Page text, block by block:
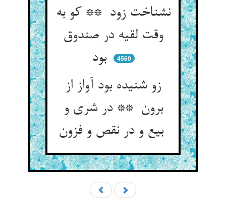
نشناخت زود ** کو به
وقت لقیه در صندوق
بود
4560
زو شنیده بود آواز از
برون ** در شری و
بیع و در نقص و فزون